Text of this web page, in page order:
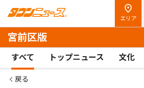
エリア
宮前区版
すべて トップニュース 文化
戻る